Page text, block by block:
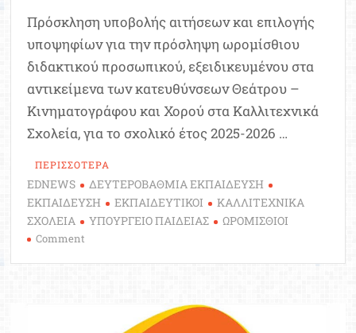
Πρόσκληση υποβολής αιτήσεων και επιλογής
υποψηφίων για την πρόσληψη ωρομίσθιου
διδακτικού προσωπικού, εξειδικευμένου στα
αντικείμενα των κατευθύνσεων Θεάτρου –
Κινηματογράφου και Χορού στα Καλλιτεχνικά
Σχολεία, για το σχολικό έτος 2025-2026 …
ΠΕΡΙΣΣΟΤΕΡΑ
EDNEWS
ΔΕΥΤΕΡΟΒΑΘΜΙΑ ΕΚΠΑΙΔΕΥΣΗ
ΕΚΠΑΙΔΕΥΣΗ
ΕΚΠΑΙΔΕΥΤΙΚΟΙ
ΚΑΛΛΙΤΕΧΝΙΚΑ
ΣΧΟΛΕΙΑ
ΥΠΟΥΡΓΕΙΟ ΠΑΙΔΕΙΑΣ ΩΡΟΜΙΣΘΙΟΙ
Comment
διδασκόντων,